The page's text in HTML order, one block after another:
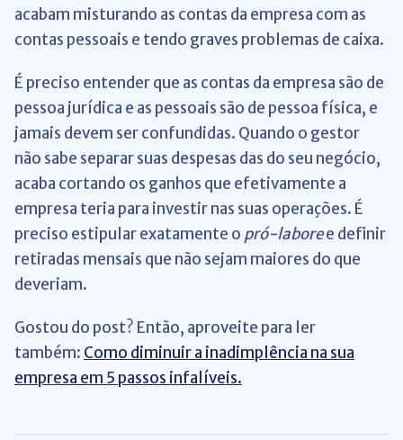
acabam misturando as contas da empresa com as
contas pessoais e tendo graves problemas de caixa.
É preciso entender que as contas da empresa são de
pessoa jurídica e as pessoais são de pessoa física, e
jamais devem ser confundidas. Quando o gestor
não sabe separar suas despesas das do seu negócio,
acaba cortando os ganhos que efetivamente a
empresa teria para investir nas suas operações. É
preciso estipular exatamente o pró-laboree definir
retiradas mensais que não sejam maiores do que
deveriam.
Gostou do post? Então, aproveite para ler
também: Como diminuir a inadimplência na sua
empresa em 5 passos infalíveis.